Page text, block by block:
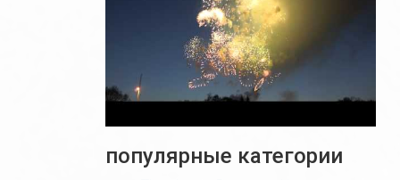
популярные категории